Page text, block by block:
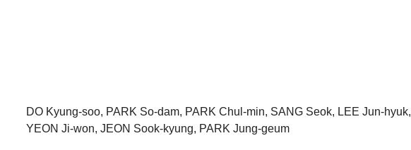
DO Kyung-soo, PARK So-dam, PARK Chul-min, SANG Seok, LEE Jun-hyuk,
YEON Ji-won, JEON Sook-kyung, PARK Jung-geum